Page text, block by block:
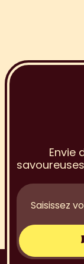
la
Envie